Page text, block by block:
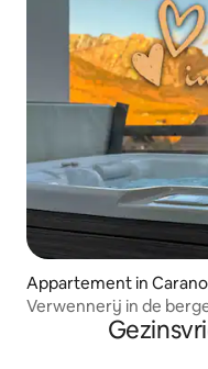
Appartement in Carano
Verwennerij in de